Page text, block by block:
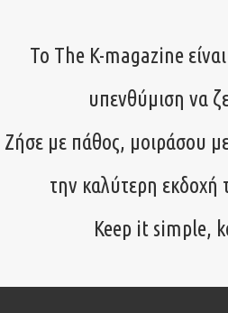
Το The K-magazine
υπενθύμιση να
Ζήσε με πάθος, μοιράσου
την καλύτερη
Keep it simple,